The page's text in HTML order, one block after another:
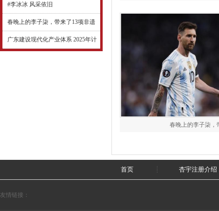
#李冰冰 风采依旧
春晚上的李子柒，带来了13项非遗
广东建设现代化产业体系 2025年计
春晚上的李子柒，
首页 杏宇注册介绍
友情链接：